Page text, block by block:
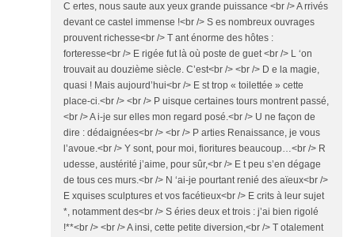
C ertes, nous saute aux yeux grande puissance <br /> A rrivés
devant ce castel immense !<br /> S es nombreux ouvrages
prouvent richesse<br /> T ant énorme des hôtes :
forteresse<br /> E rigée fut là où poste de guet <br /> L ‘on
trouvait au douzième siècle. C’est<br /> <br /> D e la magie,
quasi ! Mais aujourd’hui<br /> E st trop « toilettée » cette
place-ci.<br /> <br /> P uisque certaines tours montrent passé,
<br /> A i-je sur elles mon regard posé.<br /> U ne façon de
dire : dédaignées<br /> <br /> P arties Renaissance, je vous
l’avoue.<br /> Y sont, pour moi, fioritures beaucoup…<br /> R
udesse, austérité j’aime, pour sûr,<br /> E t peu s’en dégage
de tous ces murs.<br /> N ‘ai-je pourtant renié des aïeux<br />
E xquises sculptures et vos facétieux<br /> E crits à leur sujet
*, notamment des<br /> S éries deux et trois : j’ai bien rigolé
!**<br /> <br /> A insi, cette petite diversion,<br /> T otalement